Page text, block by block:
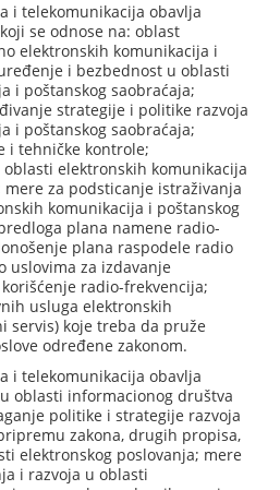
i telekomunikacija obavlja
se odnose na: oblast
elektronskih komunikacija i
i bezbednost u oblasti
i poštanskog saobraćaja;
strategije i politike razvoja
i poštanskog saobraćaja;
i tehničke kontrole;
elektronskih komunikacija
mere za podsticanje istraživanja
komunikacija i poštanskog
plana namene radio-
plana raspodele radio
uslovima za izdavanje
radio-frekvencija;
usluga elektronskih
servis) koje treba da pruže
određene zakonom.
i telekomunikacija obavlja
oblasti informacionog društva
politike i strategije razvoja
zakona, drugih propisa,
elektronskog poslovanja; mere
i razvoja u oblasti